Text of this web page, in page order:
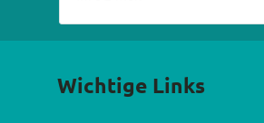
Wichtige Links